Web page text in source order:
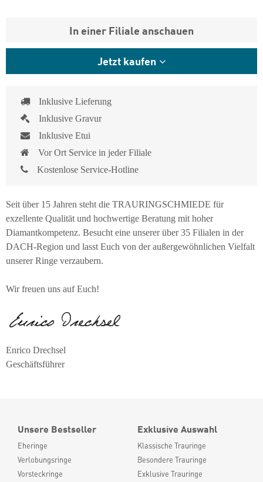
In einer Filiale anschauen
Jetzt kaufen
Inklusive Lieferung
Inklusive Gravur
Inklusive Etui
Vor Ort Service in jeder Filiale
Kostenlose Service-Hotline
Seit über 15 Jahren steht die TRAURINGSCHMIEDE für
exzellente Qualität und hochwertige Beratung mit hoher
Diamantkompetenz. Besucht eine unserer über 35 Filialen in der
DACH-Region und lasst Euch von der außergewöhnlichen Vielfalt
unserer Ringe verzaubern.
Wir freuen uns auf Euch!
Enrico Drechsel
Geschäftsführer
Unsere Bestseller
Eheringe
Verlobungsringe
Vorsteckringe
Exklusive Auswahl
Klassische Trauringe
Besondere Trauringe
Exklusive Trauringe